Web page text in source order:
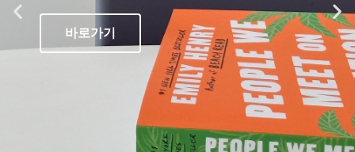
바로가기